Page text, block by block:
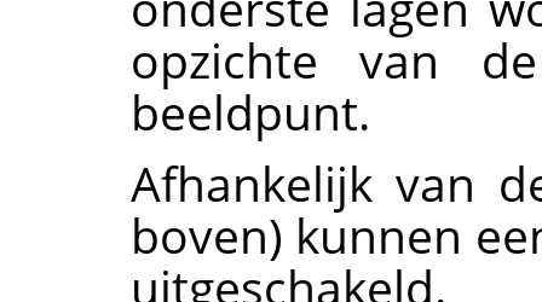
opzichte van
beeldpunt.
Afhankelijk van
boven) kunnen